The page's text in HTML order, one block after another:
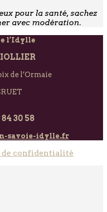
pour la santé, sachez
avec modération.
l’Idylle
de l’Ormaie
30 58
savoie-idylle.fr
confidentialité